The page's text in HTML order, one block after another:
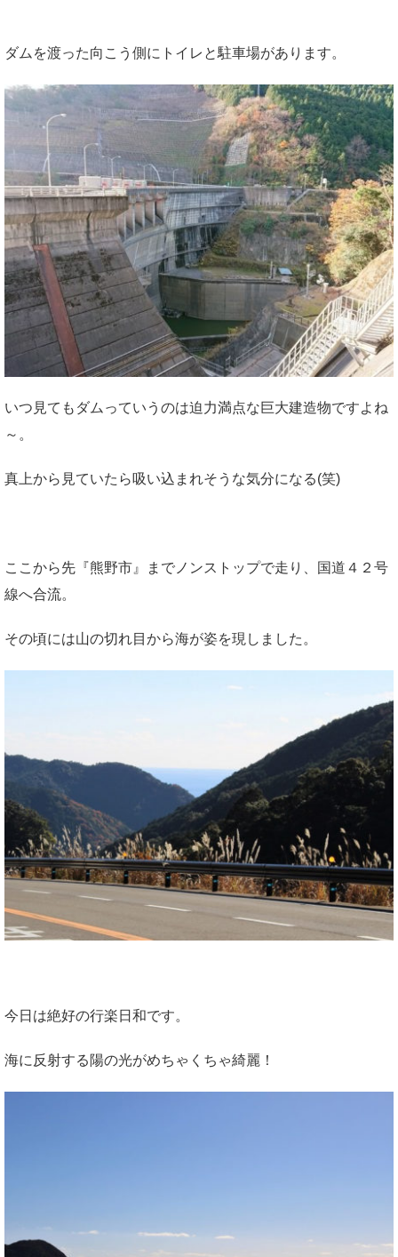
ダムを渡った向こう側にトイレと駐車場があります。
いつ見てもダムっていうのは迫力満点な巨大建造物ですよね
～。
真上から見ていたら吸い込まれそうな気分になる(笑)
ここから先『熊野市』までノンストップで走り、国道４２号
線へ合流。
その頃には山の切れ目から海が姿を現しました。
今日は絶好の行楽日和です。
海に反射する陽の光がめちゃくちゃ綺麗！